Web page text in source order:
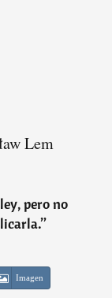
Lem
pero no
”
Imagen